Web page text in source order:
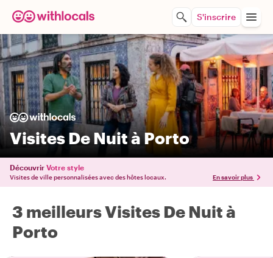
S'inscrire
Visites De Nuit à Porto
Découvrir Votre style
Visites de ville personnalisées avec des hôtes locaux. En savoir plus
3 meilleurs Visites De Nuit à
Porto